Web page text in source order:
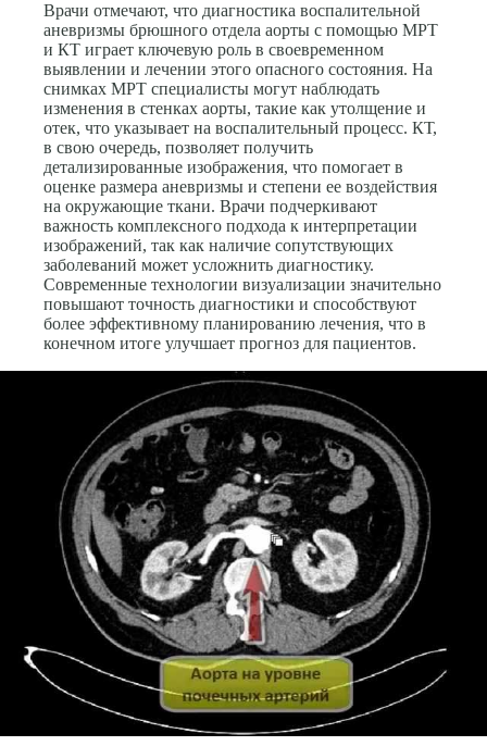
Врачи отмечают, что диагностика воспалительной
аневризмы брюшного отдела аорты с помощью МРТ
и КТ играет ключевую роль в своевременном
выявлении и лечении этого опасного состояния. На
снимках МРТ специалисты могут наблюдать
изменения в стенках аорты, такие как утолщение и
отек, что указывает на воспалительный процесс. КТ,
в свою очередь, позволяет получить
детализированные изображения, что помогает в
оценке размера аневризмы и степени ее воздействия
на окружающие ткани. Врачи подчеркивают
важность комплексного подхода к интерпретации
изображений, так как наличие сопутствующих
заболеваний может усложнить диагностику.
Современные технологии визуализации значительно
повышают точность диагностики и способствуют
более эффективному планированию лечения, что в
конечном итоге улучшает прогноз для пациентов.